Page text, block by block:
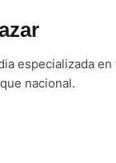
especializada
nacional.